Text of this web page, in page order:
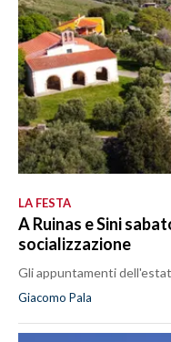
LA FESTA
A Ruinas e Sini
socializzazione
Gli appuntamenti
Giacomo Pala